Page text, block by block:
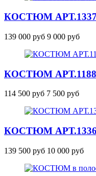
КОСТЮМ
139 000 руб 9 000 руб
КОСТЮМ
114 500 руб 7 500 руб
КОСТЮМ
139 500 руб 10 000 руб